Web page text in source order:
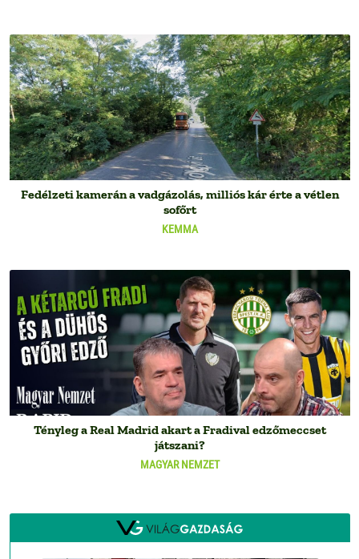
KEMMA
Fedélzeti kamerán a vadgázolás, milliós kár érte a vétlen
sofőrt
MAGYAR NEMZET
Tényleg a Real Madrid akart a Fradival edzőmeccset
játszani?